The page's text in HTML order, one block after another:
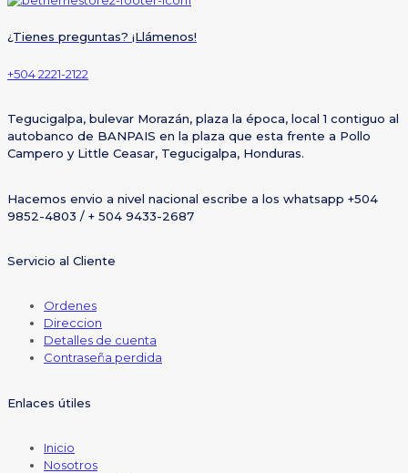
¿Tienes preguntas? ¡Llámenos!
+504 2221-2122
Tegucigalpa, bulevar Morazán, plaza la época, local 1 contiguo al
autobanco de BANPAIS en la plaza que esta frente a Pollo
Campero y Little Ceasar, Tegucigalpa, Honduras.
Hacemos envio a nivel nacional escribe a los whatsapp +504
9852-4803 / + 504 9433-2687
Servicio al Cliente
Ordenes
Direccion
Detalles de cuenta
Contraseña perdida
Enlaces útiles
Inicio
Nosotros